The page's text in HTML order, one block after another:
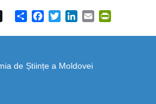
ShareFacebook
TwitterLinkedIn
Email
de Științe a Moldovei